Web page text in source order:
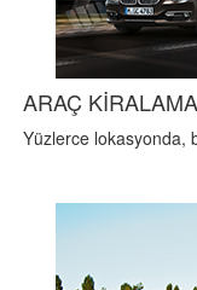
ARAÇ KİRALAMA
Yüzlerce lokasyonda,